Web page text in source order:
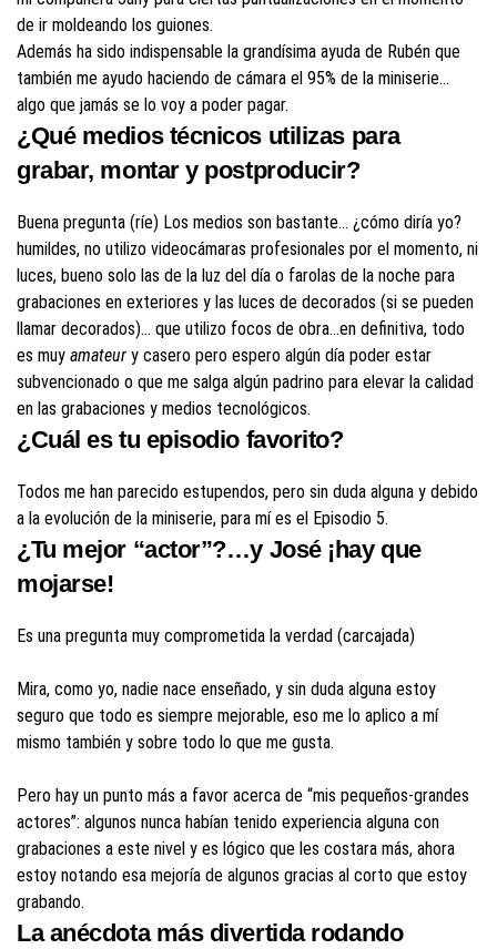
de ir moldeando los guiones.
Además ha sido indispensable la grandísima ayuda de Rubén que
también me ayudo haciendo de cámara el 95% de la miniserie…
algo que jamás se lo voy a poder pagar.
¿Qué medios técnicos utilizas para
grabar, montar y postproducir?
Buena pregunta (ríe) Los medios son bastante… ¿cómo diría yo?
humildes, no utilizo videocámaras profesionales por el momento, ni
luces, bueno solo las de la luz del día o farolas de la noche para
grabaciones en exteriores y las luces de decorados (si se pueden
llamar decorados)… que utilizo focos de obra…en definitiva, todo
es muy amateur y casero pero espero algún día poder estar
subvencionado o que me salga algún padrino para elevar la calidad
en las grabaciones y medios tecnológicos.
¿Cuál es tu episodio favorito?
Todos me han parecido estupendos, pero sin duda alguna y debido
a la evolución de la miniserie, para mí es el Episodio 5.
¿Tu mejor “actor”?…y José ¡hay que
mojarse!
Es una pregunta muy comprometida la verdad (carcajada)
Mira, como yo, nadie nace enseñado, y sin duda alguna estoy
seguro que todo es siempre mejorable, eso me lo aplico a mí
mismo también y sobre todo lo que me gusta.
Pero hay un punto más a favor acerca de “mis pequeños-grandes
actores”: algunos nunca habían tenido experiencia alguna con
grabaciones a este nivel y es lógico que les costara más, ahora
estoy notando esa mejoría de algunos gracias al corto que estoy
grabando.
La anécdota más divertida rodando